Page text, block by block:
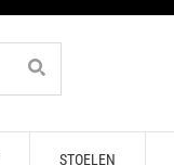
STOELEN